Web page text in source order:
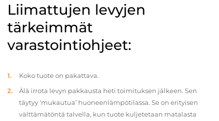
Liimattujen levyjen
tärkeimmät
varastointiohjeet:
Koko tuote on pakattava.
Älä irrota levyn pakkausta heti toimituksen jälkeen. Sen
täytyy ‘mukautua’ huoneenlämpötilassa. Se on erityisen
välttämätöntä talvella, kun tuote kuljetetaan matalasta